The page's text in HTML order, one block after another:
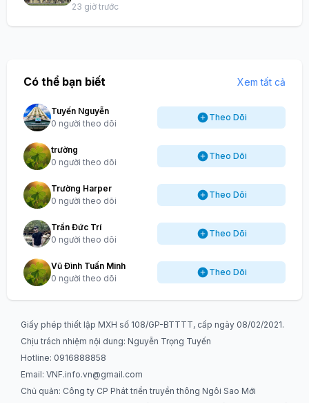
23 giờ trước
Có thể bạn biết Xem tất cả
Tuyến Nguyễn
0 người theo dõi
Theo Dõi
trường
0 người theo dõi
Theo Dõi
Trường Harper
0 người theo dõi
Theo Dõi
Trần Đức Trí
0 người theo dõi
Theo Dõi
Vũ Đình Tuấn Minh
0 người theo dõi
Theo Dõi
Giấy phép thiết lập MXH số 108/GP-BTTTT, cấp ngày 08/02/2021.
Chịu trách nhiệm nội dung: Nguyễn Trọng Tuyến
Hotline: 0916888858
Email: VNF.info.vn@gmail.com
Chủ quản: Công ty CP Phát triển truyền thông Ngôi Sao Mới